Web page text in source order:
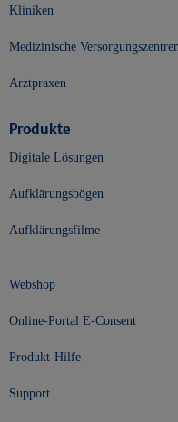
Kliniken
Medizinische
Arztpraxen
Produkte
Digitale Lösungen
Aufklärungsbögen
Aufklärungsfilme
Webshop
Online-Portal E-Consent
Produkt-Hilfe
Support